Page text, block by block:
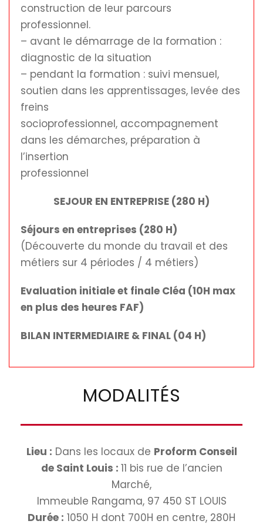
construction de leur parcours
professionnel.
– avant le démarrage de la formation :
diagnostic de la situation
– pendant la formation : suivi mensuel,
soutien dans les apprentissages, levée des
freins
socioprofessionnel, accompagnement
dans les démarches, préparation à
l’insertion
professionnel
SEJOUR EN ENTREPRISE (280 H)
Séjours en entreprises (280 H)
(Découverte du monde du travail et des
métiers sur 4 périodes / 4 métiers)
Evaluation initiale et finale Cléa (10H max
en plus des heures FAF)
BILAN INTERMEDIAIRE & FINAL (04 H)
MODALITÉS
Lieu : Dans les locaux de Proform Conseil
de Saint Louis : 11 bis rue de l’ancien
Marché,
Immeuble Rangama, 97 450 ST LOUIS
Durée : 1050 H dont 700H en centre, 280H